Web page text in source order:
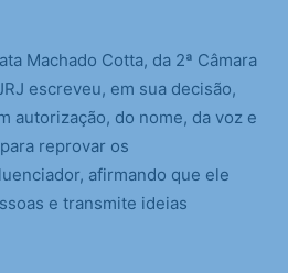
Machado Cotta, da 2ª Câmara
escreveu, em sua decisão,
autorização, do nome, da voz e
reprovar os
afirmando que ele
e transmite ideias